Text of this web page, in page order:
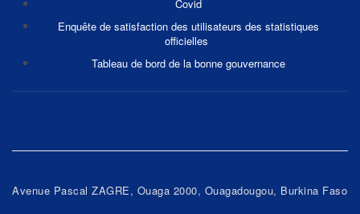
Covid
Enquête de satisfaction des utilisateurs des statistiques
officielles
Tableau de bord de la bonne gouvernance
Avenue Pascal ZAGRE, Ouaga 2000, Ouagadougou, Burkina Faso